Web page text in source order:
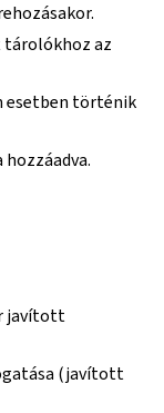
az
esetben történik
javított
(javított